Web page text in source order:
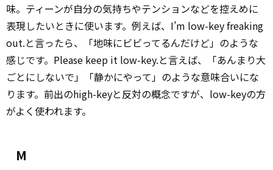
味。ティーンが自分の気持ちやテンションなどを控えめに
表現したいときに使います。例えば、I’m low-key freaking
out.と言ったら、「地味にビビってるんだけど」のような
感じです。Please keep it low-key.と言えば、「あんまり大
ごとにしないで」「静かにやって」のような意味合いにな
ります。前出のhigh-keyと反対の概念ですが、low-keyの方
がよく使われます。
M